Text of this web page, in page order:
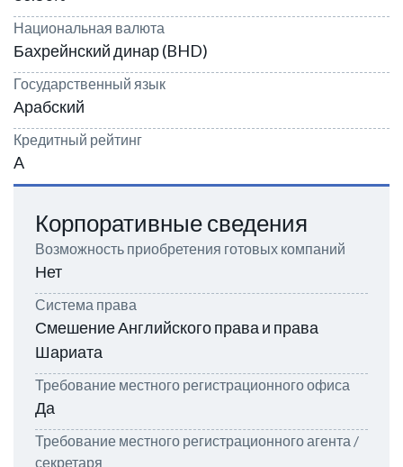
Национальная валюта
Бахрейнский динар (BHD)
Государственный язык
Арабский
Кредитный рейтинг
A
Корпоративные сведения
Возможность приобретения готовых компаний
Нет
Система права
Смешение Английского права и права
Шариата
Требование местного регистрационного офиса
Да
Требование местного регистрационного агента /
секретаря